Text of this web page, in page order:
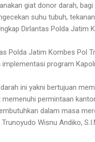
giat donor darah,
suhu tubuh,
Dirlantas Polda Jatim
Polda Jatim Kombes Pol
implementasi program
ini yakni bertujuan
permintaan
dalam masa
Wisnu Andiko,